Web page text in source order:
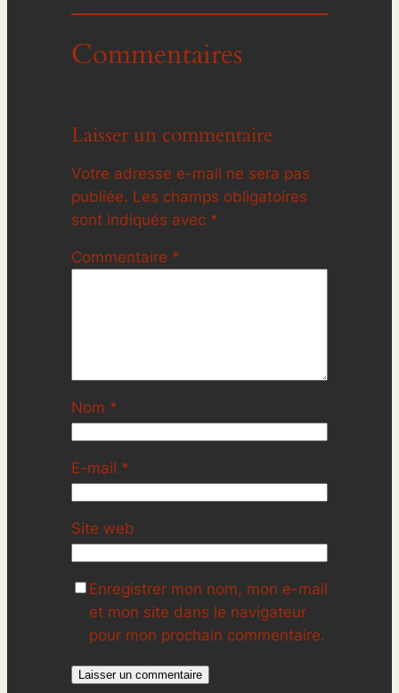
Commentaires
Laisser un commentaire
Votre adresse e-mail ne sera pas
publiée. Les champs obligatoires
sont indiqués avec *
Commentaire *
Nom *
E-mail *
Site web
Enregistrer mon nom, mon e-mail
et mon site dans le navigateur
pour mon prochain commentaire.